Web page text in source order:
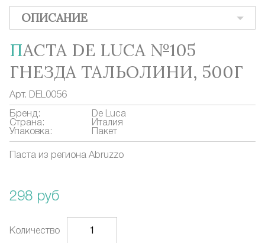
ОПИСАНИЕ
ПАСТА DE LUCA №105
ГНЕЗДА ТАЛЬОЛИНИ, 500Г
Арт. DEL0056
Бренд:
De Luca
Страна:
Италия
Упаковка:
Пакет
Паста из региона Abruzzo
298 руб
Количество